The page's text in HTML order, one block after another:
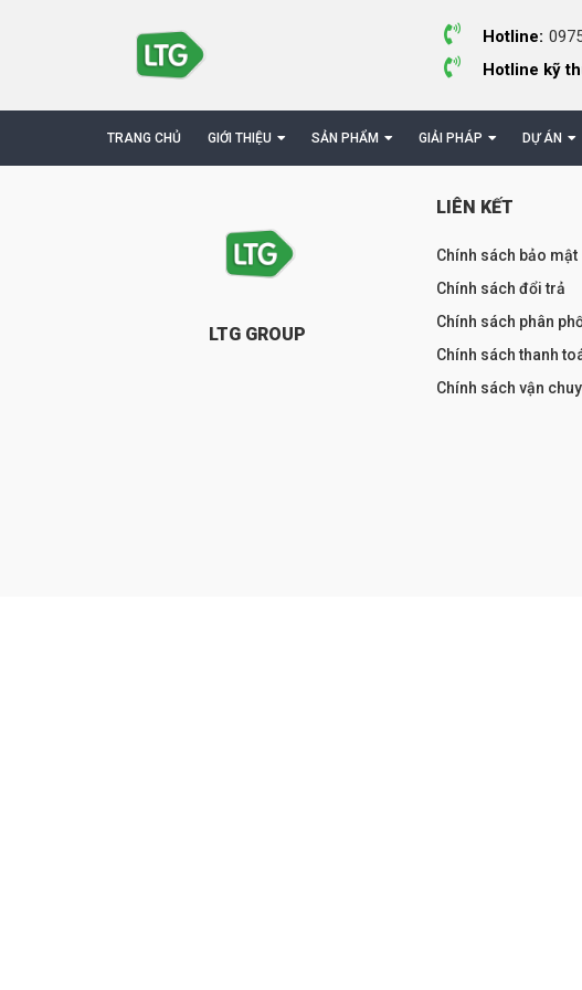
Hotline:
Hotline kỹ
TRANG CHỦ GIỚI THIỆU SẢN PHẨM GIẢI PHÁP DỰ ÁN
LTG GROUP
LIÊN KẾT
Chính sách bảo mật
Chính sách đổi trả
Chính sách phân
Chính sách thanh
Chính sách vận